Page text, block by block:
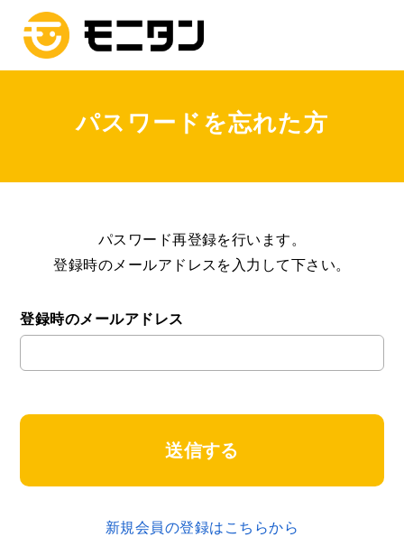
パスワードを忘れた方
パスワード再登録を行います。
登録時のメールアドレスを入力して下さい。
登録時のメールアドレス
送信する
新規会員の登録はこちらから